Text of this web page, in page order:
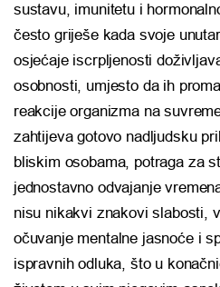
sustavu, imunitetu i
često griješe kada svoje
osjećaje iscrpljenosti
osobnosti, umjesto da ih
reakcije organizma na
zahtijeva gotovo nadljudsku
bliskim osobama, potraga za
jednostavno odvajanje
nisu nikakvi znakovi slabosti,
očuvanje mentalne jasnoće i
ispravnih odluka, što u